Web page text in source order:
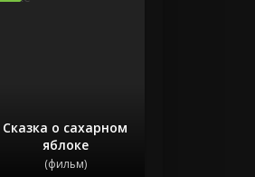
Сказка о сахарном
яблоке
(фильм)